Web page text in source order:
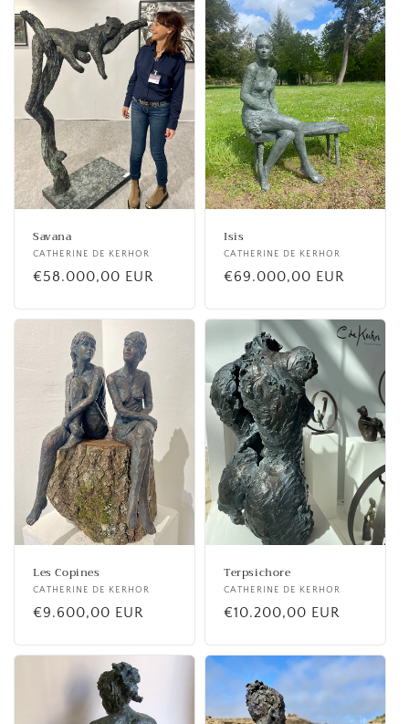
Savana
Fournisseur :
CATHERINE DE KERHOR
Prix
€58.000,00 EUR
Isis
Fournisseur :
CATHERINE DE KERHOR
Prix
€69.000,00 EUR
Les Copines
Fournisseur :
CATHERINE DE KERHOR
Prix
€9.600,00 EUR
Terpsichore
Fournisseur :
CATHERINE DE KERHOR
Prix
€10.200,00 EUR